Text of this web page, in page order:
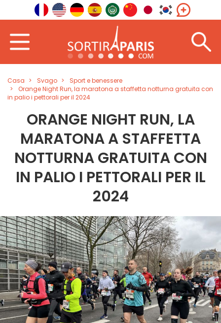
Casa Svago
Sport e benessere
Orange Night Run, la maratona a staffetta notturna gratuita con
in palio i pettorali per il 2024
ORANGE NIGHT RUN, LA
MARATONA A STAFFETTA
NOTTURNA GRATUITA CON
IN PALIO I PETTORALI PER IL
2024